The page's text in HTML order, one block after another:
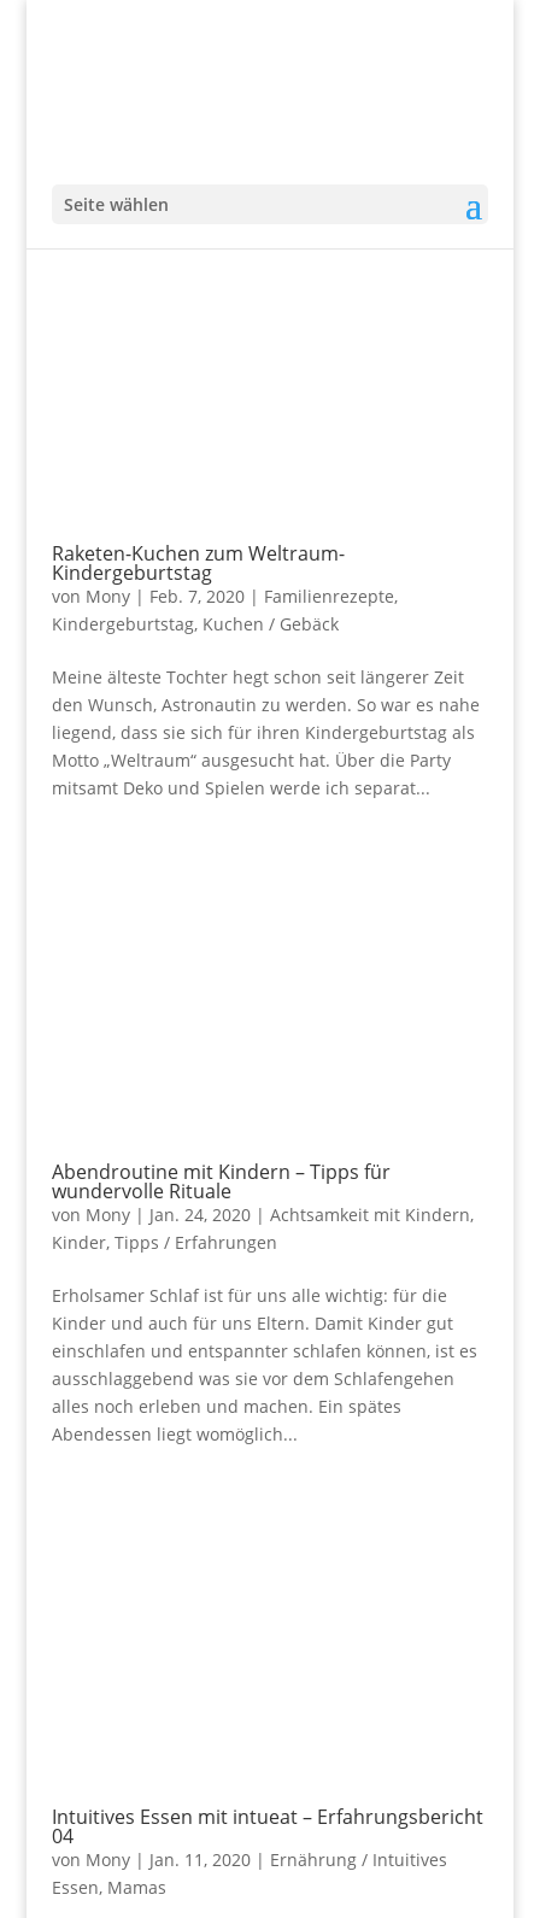
Seite wählen
Raketen-Kuchen zum Weltraum-
Kindergeburtstag
von Mony| Feb. 7, 2020| Familienrezepte,
Kindergeburtstag, Kuchen / Gebäck
Meine älteste Tochter hegt schon seit längerer Zeit
den Wunsch, Astronautin zu werden. So war es nahe
liegend, dass sie sich für ihren Kindergeburtstag als
Motto „Weltraum“ ausgesucht hat. Über die Party
mitsamt Deko und Spielen werde ich separat...
Abendroutine mit Kindern – Tipps für
wundervolle Rituale
von Mony| Jan. 24, 2020| Achtsamkeit mit Kindern,
Kinder, Tipps / Erfahrungen
Erholsamer Schlaf ist für uns alle wichtig: für die
Kinder und auch für uns Eltern. Damit Kinder gut
einschlafen und entspannter schlafen können, ist es
ausschlaggebend was sie vor dem Schlafengehen
alles noch erleben und machen. Ein spätes
Abendessen liegt womöglich...
Intuitives Essen mit intueat – Erfahrungsbericht
04
von Mony| Jan. 11, 2020| Ernährung / Intuitives
Essen, Mamas